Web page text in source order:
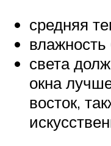
средняя
света
окна
восток,